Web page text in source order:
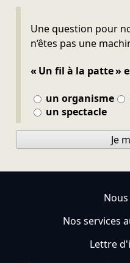
Une question pour
n’êtes pas une
« Un fil à la patte »
un organisme
un spectacle
Ne pas remplir
Je
Nos services
Lettre